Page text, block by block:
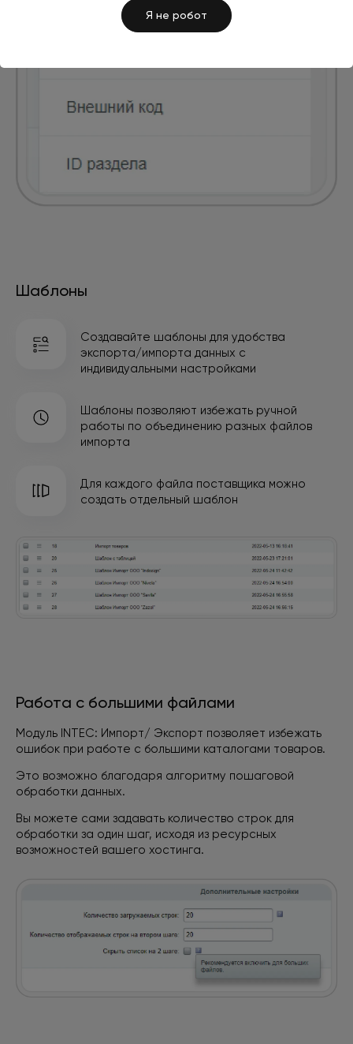
Я не робот
Шаблоны
Создавайте шаблоны для удобства
экспорта/импорта данных с
индивидуальными настройками
Шаблоны позволяют избежать ручной
работы по объединению разных файлов
импорта
Для каждого файла поставщика можно
создать отдельный шаблон
Работа с большими файлами
Модуль INTEC: Импорт/ Экспорт позволяет избежать
ошибок при работе с большими каталогами товаров.
Это возможно благодаря алгоритму пошаговой
обработки данных.
Вы можете сами задавать количество строк для
обработки за один шаг, исходя из ресурсных
возможностей вашего хостинга.